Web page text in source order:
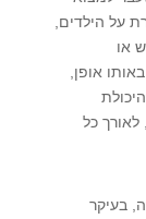
על הילדים,
או
אופן,
כל
בעיקר